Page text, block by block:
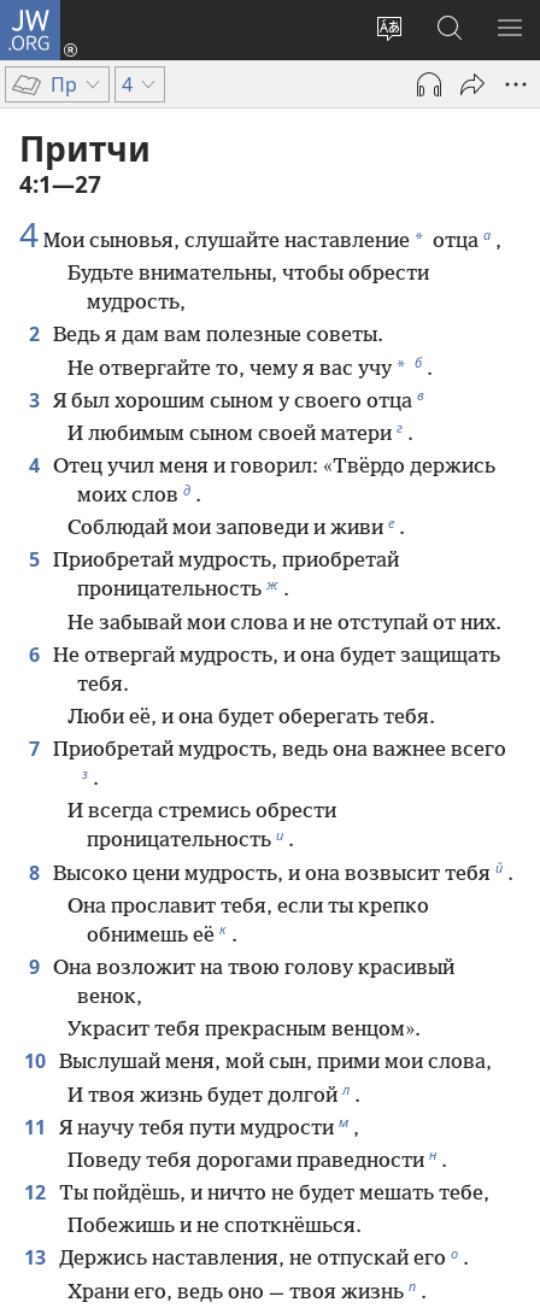
JW.ORG
Изменить
язык
сайта
Войти
(открывается
новом
Поиск
по
jw.org
Пр 4
Притчи
4:1—27
4 Мои сыновья, слушайте наставление * отца а ,
Будьте внимательны, чтобы обрести
мудрость,
2 Ведь я дам вам полезные советы.
Не отвергайте то, чему я вас учу * б .
3 Я был хорошим сыном у своего отца в
И любимым сыном своей матери г .
4 Отец учил меня и говорил: «Твёрдо держись
моих слов д .
Соблюдай мои заповеди и живи е .
5 Приобретай мудрость, приобретай
проницательность ж .
Не забывай мои слова и не отступай от них.
6 Не отвергай мудрость, и она будет защищать
тебя.
Люби её, и она будет оберегать тебя.
7 Приобретай мудрость, ведь она важнее всего
з .
И всегда стремись обрести
проницательность и .
8 Высоко цени мудрость, и она возвысит тебя й .
Она прославит тебя, если ты крепко
обнимешь её к .
9 Она возложит на твою голову красивый
венок,
Украсит тебя прекрасным венцом».
10 Выслушай меня, мой сын, прими мои слова,
И твоя жизнь будет долгой л .
11 Я научу тебя пути мудрости м ,
Поведу тебя дорогами праведности н .
12 Ты пойдёшь, и ничто не будет мешать тебе,
Побежишь и не споткнёшься.
13 Держись наставления, не отпускай его о .
Храни его, ведь оно — твоя жизнь п .